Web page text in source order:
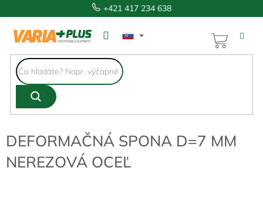
na
obsah
+421 417 234 638
KOŠÍK
DEFORMAČNÁ SPONA D=7 MM
NEREZOVÁ OCEĽ